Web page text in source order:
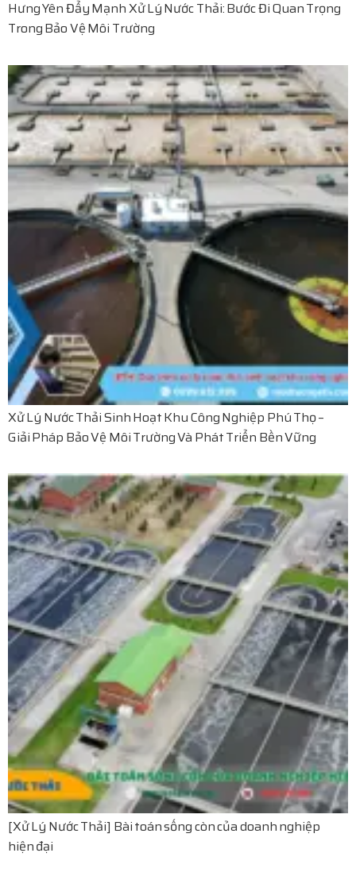
Hưng Yên Đẩy Mạnh Xử Lý Nước Thải: Bước Đi Quan Trọng
Trong Bảo Vệ Môi Trường
Xử Lý Nước Thải Sinh Hoạt Khu Công Nghiệp Phú Thọ –
Giải Pháp Bảo Vệ Môi Trường Và Phát Triển Bền Vững
[Xử Lý Nước Thải] Bài toán sống còn của doanh nghiệp
hiện đại